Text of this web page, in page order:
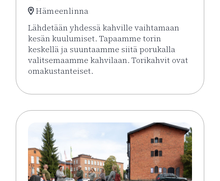
Hämeenlinna
Lähdetään yhdessä kahville vaihtamaan
kesän kuulumiset. Tapaamme torin
keskellä ja suuntaamme siitä porukalla
valitsemaamme kahvilaan. Torikahvit ovat
omakustanteiset.